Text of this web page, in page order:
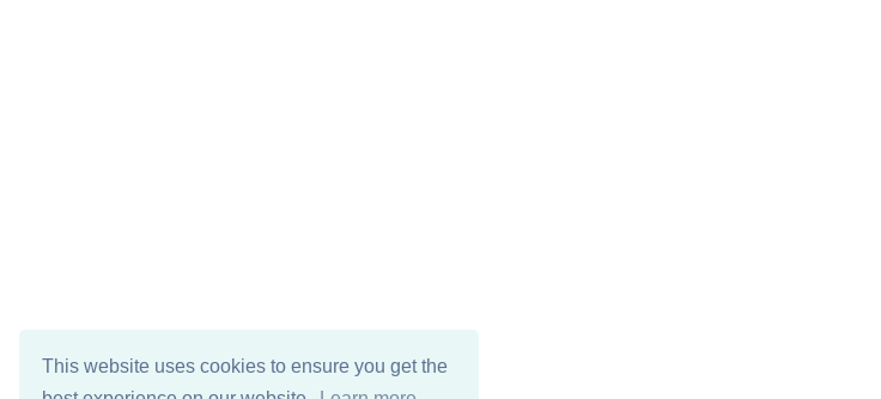
This website uses cookies to ensure you get the